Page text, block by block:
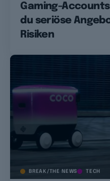
Gaming-
du seriöse
Risiken
BREAK/THE NEWS TECH